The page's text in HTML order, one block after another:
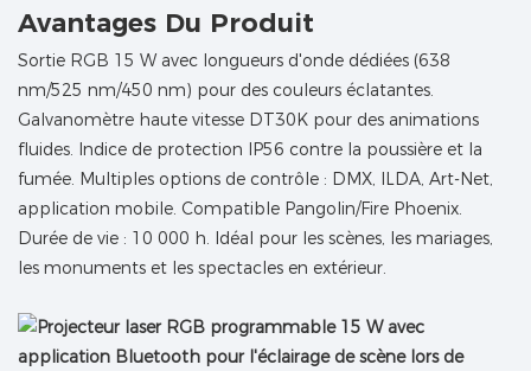
Avantages Du Produit
Sortie RGB 15 W avec longueurs d'onde dédiées (638
nm/525 nm/450 nm) pour des couleurs éclatantes.
Galvanomètre haute vitesse DT30K pour des animations
fluides. Indice de protection IP56 contre la poussière et la
fumée. Multiples options de contrôle : DMX, ILDA, Art-Net,
application mobile. Compatible Pangolin/Fire Phoenix.
Durée de vie : 10 000 h. Idéal pour les scènes, les mariages,
les monuments et les spectacles en extérieur.